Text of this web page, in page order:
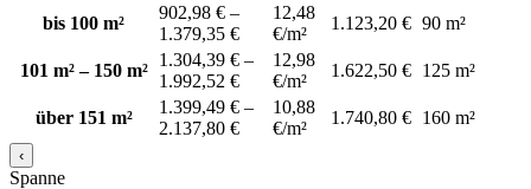
bis 100 m²
902,98 € –
1.379,35 €
12,48
€/m²
1.123,20 € 90 m²
101 m² – 150 m²
1.304,39 € –
1.992,52 €
12,98
€/m²
1.622,50 € 125 m²
über 151 m²
1.399,49 € –
2.137,80 €
10,88
€/m²
1.740,80 € 160 m²
‹
Spanne